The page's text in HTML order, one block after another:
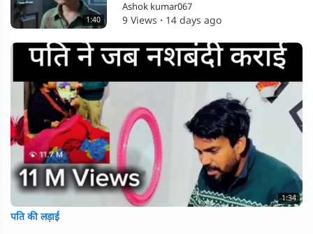
1:40
Ashok kumar067
9 Views · 14 days ago
1:34
पति की लड़ाई